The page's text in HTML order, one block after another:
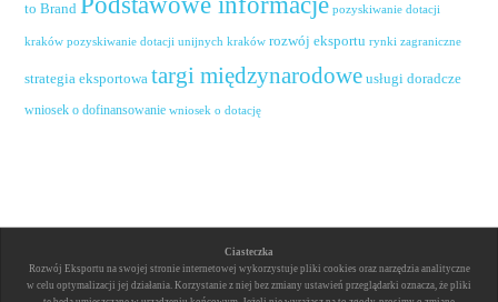
to Brand pozyskiwanie dotacji
kraków pozyskiwanie dotacji unijnych kraków rozwój eksportu rynki zagraniczne
strategia eksportowa targi międzynarodowe usługi doradcze
wniosek o dofinansowanie wniosek o dotację
Ciasteczka
Rozwój Eksportu na swojej stronie internetowej wykorzystuje pliki cookies oraz narzędzia analityczne
w celu optymalizacji jej działania. Korzystanie z niej bez zmiany ustawień przeglądarki oznacza, że pliki